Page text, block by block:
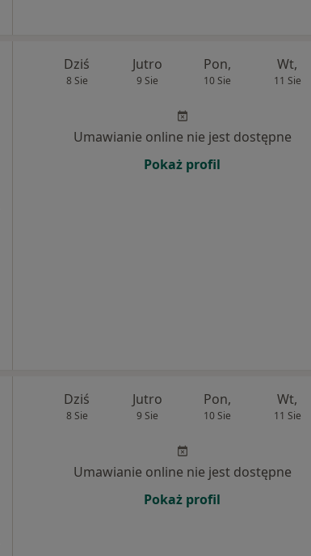
Dziś
8 Sie
Jutro
9 Sie
Pon,
10 Sie
Wt,
11 Sie
Umawianie online nie jest dostępne
Pokaż profil
Dziś
8 Sie
Jutro
9 Sie
Pon,
10 Sie
Wt,
11 Sie
Umawianie online nie jest dostępne
Pokaż profil